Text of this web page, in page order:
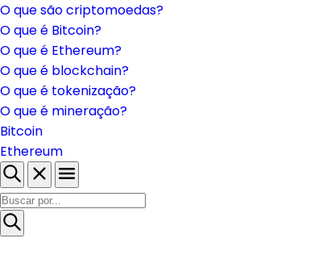
O que são criptomoedas?
O que é Bitcoin?
O que é Ethereum?
O que é blockchain?
O que é tokenização?
O que é mineração?
Bitcoin
Ethereum